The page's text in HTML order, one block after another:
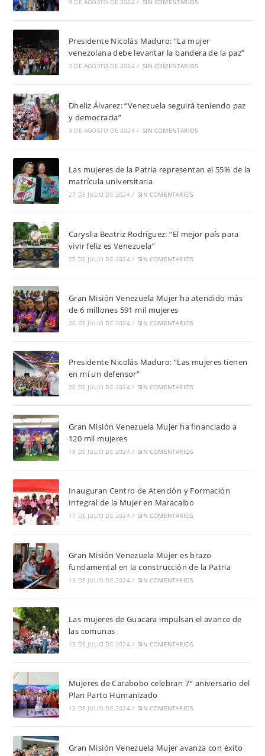
9 DE AGOSTO DE 2024 / SIN COMENTARIOS
Presidente Nicolás Maduro: “La mujer
venezolana debe levantar la bandera de la paz”
3 DE AGOSTO DE 2024 / SIN COMENTARIOS
Dheliz Álvarez: “Venezuela seguirá teniendo paz
y democracia”
3 DE AGOSTO DE 2024 / SIN COMENTARIOS
Las mujeres de la Patria representan el 55% de la
matrícula universitaria
27 DE JULIO DE 2024 / SIN COMENTARIOS
Caryslia Beatriz Rodríguez: “El mejor país para
vivir feliz es Venezuela”
22 DE JULIO DE 2024 / SIN COMENTARIOS
Gran Misión Venezuela Mujer ha atendido más
de 6 millones 591 mil mujeres
20 DE JULIO DE 2024 / SIN COMENTARIOS
Presidente Nicolás Maduro: “Las mujeres tienen
en mí un defensor”
20 DE JULIO DE 2024 / SIN COMENTARIOS
Gran Misión Venezuela Mujer ha financiado a
120 mil mujeres
18 DE JULIO DE 2024 / SIN COMENTARIOS
Inauguran Centro de Atención y Formación
Integral de la Mujer en Maracaibo
17 DE JULIO DE 2024 / SIN COMENTARIOS
Gran Misión Venezuela Mujer es brazo
fundamental en la construcción de la Patria
15 DE JULIO DE 2024 / SIN COMENTARIOS
Las mujeres de Guacara impulsan el avance de
las comunas
13 DE JULIO DE 2024 / SIN COMENTARIOS
Mujeres de Carabobo celebran 7° aniversario del
Plan Parto Humanizado
12 DE JULIO DE 2024 / SIN COMENTARIOS
Gran Misión Venezuela Mujer avanza con éxito